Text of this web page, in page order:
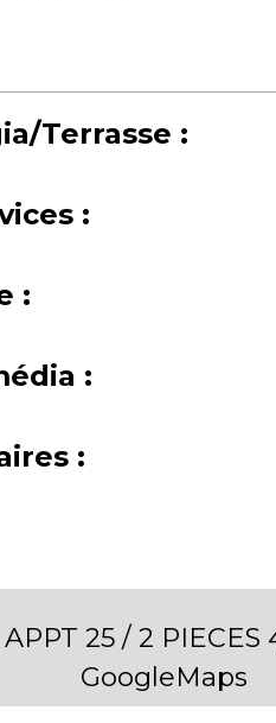
Terrasse :
:
:
:
:
25 / 2 PIECES
GoogleMaps